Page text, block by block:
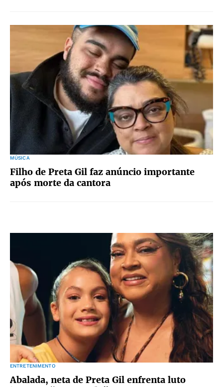
MÚSICA
Filho de Preta Gil faz anúncio importante
após morte da cantora
ENTRETENIMENTO
Abalada, neta de Preta Gil enfrenta luto